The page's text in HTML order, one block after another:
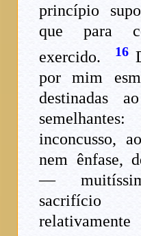
princípio
que para
exercido.
16
por mim
destinadas
inconcusso,
nem ênfase,
—
sacrifício